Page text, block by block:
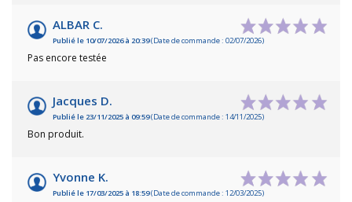
ALBAR C.
Publié le 10/07/2026 à 20:39(Date de commande : 02/07/2026)
Pas encore testée
Jacques D.
Publié le 23/11/2025 à 09:59(Date de commande : 14/11/2025)
Bon produit.
Yvonne K.
Publié le 17/03/2025 à 18:59(Date de commande : 12/03/2025)